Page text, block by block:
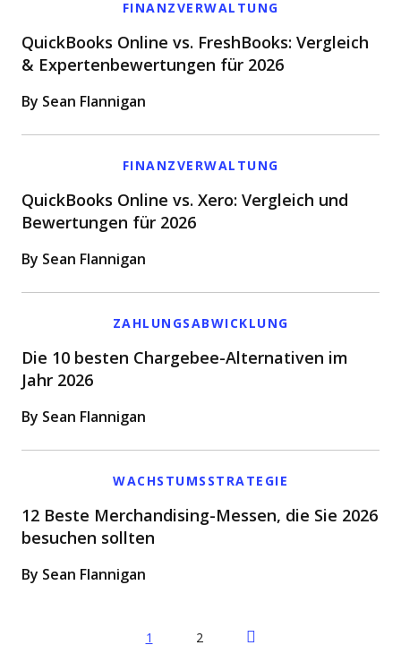
FINANZVERWALTUNG
QuickBooks Online vs. FreshBooks: Vergleich
& Expertenbewertungen für 2026
By Sean Flannigan
FINANZVERWALTUNG
QuickBooks Online vs. Xero: Vergleich und
Bewertungen für 2026
By Sean Flannigan
ZAHLUNGSABWICKLUNG
Die 10 besten Chargebee-Alternativen im
Jahr 2026
By Sean Flannigan
WACHSTUMSSTRATEGIE
12 Beste Merchandising-Messen, die Sie 2026
besuchen sollten
By Sean Flannigan
1 2